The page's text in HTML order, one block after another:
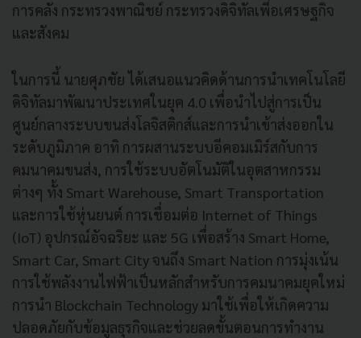
การคลัง กระทรวงพาณิชย์ กระทรวงดิจิทัลเพี่อเศรษฐกิจ
และสังคม
ในการนี้ นายศุภชัย ได้เสนอแนวคิดด้านการนำเทคโนโลยี
ดิจิทัลมาพัฒนาประเทศในยุค 4.0 เพื่อนำไปสู่การเป็น
ศูนย์กลางระบบขนส่งโลจิสติกส์และการนำเข้าส่งออกใน
ระดับภูมิภาค อาทิ การผสานระบบอีคอมเมิร์สกับการ
คมนาคมขนส่ง, การใช้ระบบอัตโนมัติในอุตสาหกรรม
ต่างๆ ทั้ง Smart Warehouse, Smart Transportation
และการใช้หุ่นยนต์ การเชื่อมต่อ Internet of Things
(IoT) อุปกรณ์อัจฉริยะ และ 5G เพื่อสร้าง Smart Home,
Smart Car, Smart City จนถึง Smart Nation การมุ่งเน้น
การใช้พลังงานไฟฟ้าเป็นหลักสำหรับการคมนาคมยุคใหม่
การนำ Blockchain Technology มาใช้เพื่อให้เกิดความ
ปลอดภัยกับข้อมูลธุรกิจและช่วยลดขั้นตอนการทำงาน